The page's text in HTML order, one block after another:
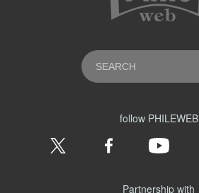
follow PHILEWEB
Partnership with